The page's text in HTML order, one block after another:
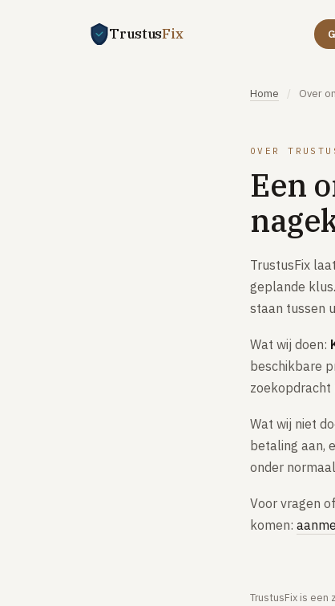
TrustusFix
Home / Over
OVER
Een
TrustusFix
geplande
staan tussen
Wat wij doen:
beschikbare
zoekopdracht
Wat wij niet
betaling aan,
onder
Voor vragen
komen:
TrustusFix is